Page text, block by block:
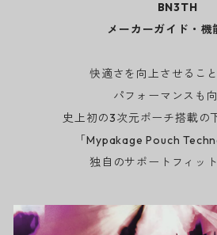
BN3TH
メーカーガイド・機
快適さを向上させるこ
パフォーマンスも
史上初の3次元ポーチ搭載の
「Mypakage Pouch
独自のサポートフィット